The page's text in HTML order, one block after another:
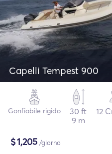
Capelli Tempest 900
Gonfiabile rigido
30 ft
9 m
12
$1,205 /giorno